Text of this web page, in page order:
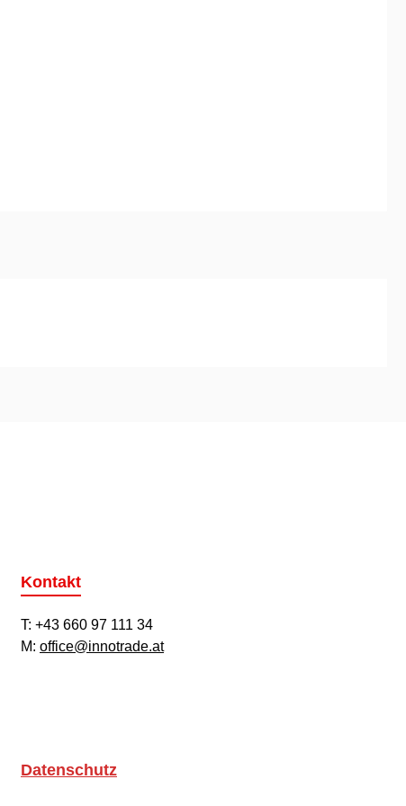
Kontakt
T: +43 660 97 111 34
M: office@innotrade.at
Datenschutz